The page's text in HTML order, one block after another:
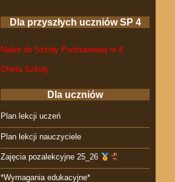
Dla przyszłych uczniów SP 4
Nabór do Szkoły Podstawowej nr 4
Oferta Szkoły
Dla uczniów
Plan lekcji uczeń
Plan lekcji nauczyciele
Zajęcia pozalekcyjne 25_26
*Wymagania edukacyjne*